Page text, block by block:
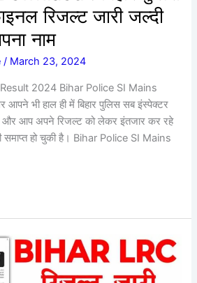
रिजल्ट जारी जल्दी
नाम
/ March 23, 2024
2024 Bihar Police SI Mains
भी हाल ही में बिहार पुलिस सब इंस्पेक्टर
और आप अपने रिजल्ट को लेकर इंतजार कर रहे
समाप्त हो चुकी है। Bihar Police SI Mains